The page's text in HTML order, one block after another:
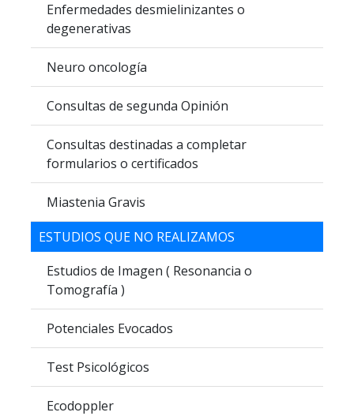
Enfermedades desmielinizantes o
degenerativas
Neuro oncología
Consultas de segunda Opinión
Consultas destinadas a completar
formularios o certificados
Miastenia Gravis
ESTUDIOS QUE NO REALIZAMOS
Estudios de Imagen ( Resonancia o
Tomografía )
Potenciales Evocados
Test Psicológicos
Ecodoppler